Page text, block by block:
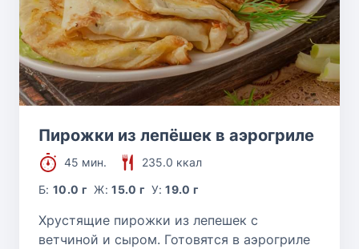
Пирожки из лепёшек в аэрогриле
45 мин.
235.0 ккал
Б:10.0 г Ж:15.0 г У:19.0 г
Хрустящие пирожки из лепешек с
ветчиной и сыром. Готовятся в аэрогриле